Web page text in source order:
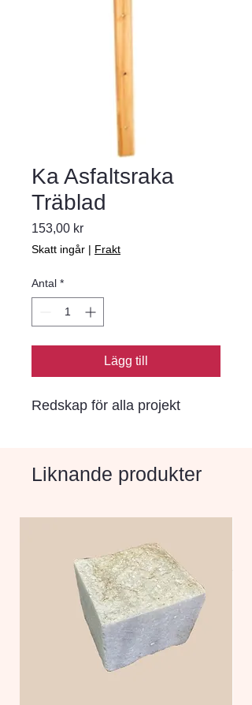
Ka Asfaltsraka
Träblad
153,00 krPris
Skatt ingår | Frakt
Antal *
Lägg till
Redskap för alla projekt
Liknande produkter